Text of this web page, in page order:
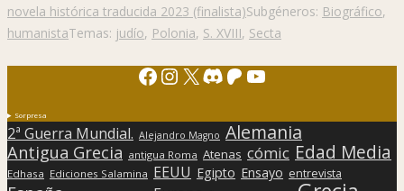
novela histórica traducida 2023 (finalista)Subgéneros: Biográfico,
humanistaTemas: judío, Polonia, S. XVIII, Secta
Facebook
Instagram
X Discord
Patreon
YouTube
Sorpresa
2ª Guerra Mundial. Alejandro Magno Alemania
Antigua Grecia antigua Roma Atenas cómic Edad Media
Edhasa Ediciones Salamina EEUU Egipto Ensayo entrevista